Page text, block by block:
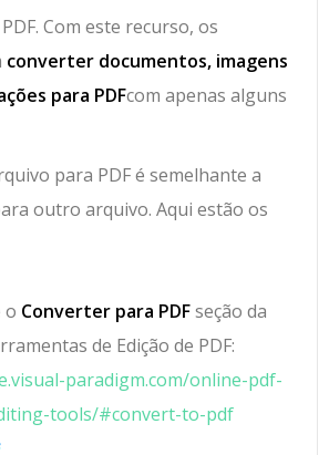
Com este recurso, os
converter documentos, imagens
para PDFcom apenas alguns
para PDF é semelhante a
outro arquivo. Aqui estão os
o Converter para PDFseção da
de Edição de PDF:
paradigm.com/online-pdf-
tools/#convert-to-pdf